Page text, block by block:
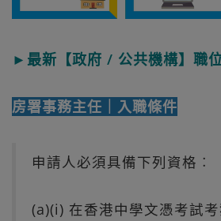
►最新【政府 / 公共機構】職
房署事務主任｜入職條件
申請人必須具備下列資格︰
(a)(i) 在香港中學文憑考試